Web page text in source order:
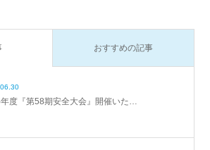
おすすめの記事
度『第58期安全大会』開催いた…